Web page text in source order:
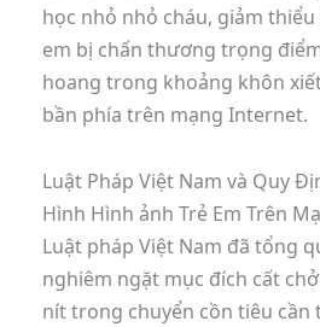
học nhỏ nhỏ cháu, giảm
em bị chấn thương trọng
hoang trong khoảng khôn
bần phía trên mạng Internet.
Luật Pháp Việt Nam và Quy
Hình Hình ảnh Trẻ Em Trên
Luật pháp Việt Nam đã tổng
nghiêm ngặt mục đích cất
nít trong chuyển cồn tiêu cần